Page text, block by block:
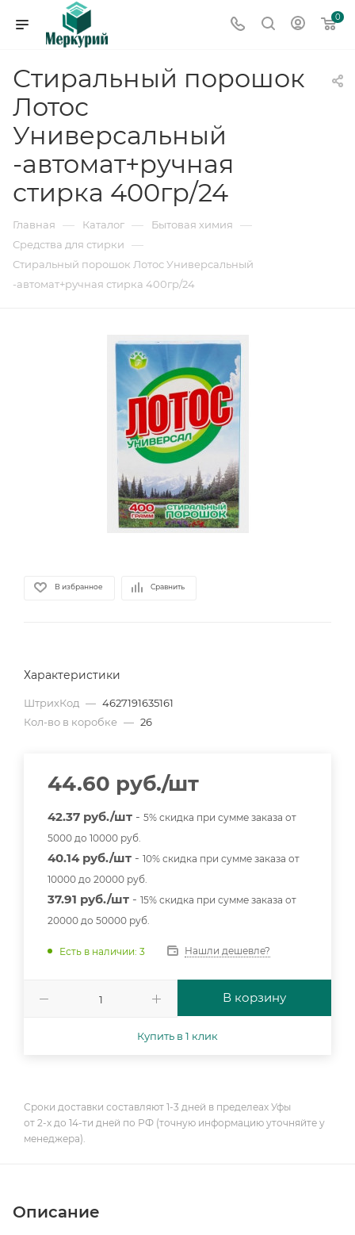
0
Стиральный порошок
Лотос
Универсальный
-автомат+ручная
стирка 400гр/24
Главная — Каталог — Бытовая химия —
Средства для стирки —
Стиральный порошок Лотос Универсальный
-автомат+ручная стирка 400гр/24
В избранное Сравнить
Характеристики
ШтрихКод — 4627191635161
Кол-во в коробке — 26
44.60 руб./шт
42.37 руб./шт - 5% скидка при сумме заказа от
5000 до 10000 руб.
40.14 руб./шт - 10% скидка при сумме заказа от
10000 до 20000 руб.
37.91 руб./шт - 15% скидка при сумме заказа от
20000 до 50000 руб.
Есть в наличии: 3 Нашли дешевле?
В корзину
Купить в 1 клик
Сроки доставки составляют 1-3 дней в пределеах Уфы
от 2-х до 14-ти дней по РФ (точную информацию уточняйте у
менеджера).
Описание